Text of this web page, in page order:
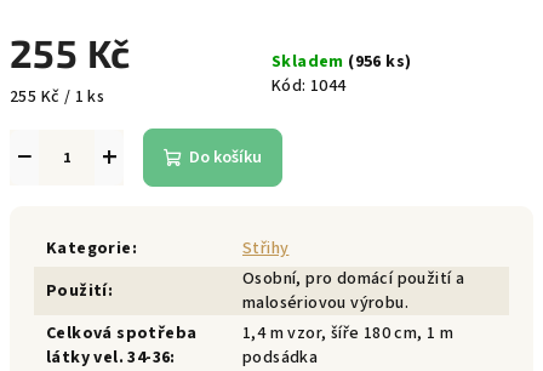
255 Kč
Měrná
255 Kč / 1 ks
Skladem (956 ks)
Kód: 1044
+
− Do košíku
Kategorie:
Střihy
Použití:
Osobní, pro domácí použití a
malosériovou výrobu.
Celková spotřeba
látky vel. 34-36:
1,4 m vzor, šíře 180 cm, 1 m
podsádka